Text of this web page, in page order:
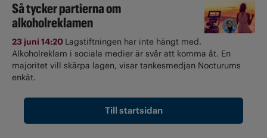
Så tycker partierna om
alkoholreklamen
23 juni 14:20 Lagstiftningen har inte hängt med.
Alkoholreklam i sociala medier är svår att komma åt. En
majoritet vill skärpa lagen, visar tankesmedjan Nocturums
enkät.
Till startsidan